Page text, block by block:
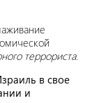
террориста.
в свое
и